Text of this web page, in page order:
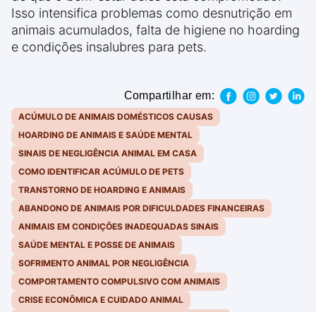
Isso intensifica problemas como desnutrição em
animais acumulados, falta de higiene no hoarding
e condições insalubres para pets.
Compartilhar em:
ACÚMULO DE ANIMAIS DOMÉSTICOS CAUSAS
HOARDING DE ANIMAIS E SAÚDE MENTAL
SINAIS DE NEGLIGÊNCIA ANIMAL EM CASA
COMO IDENTIFICAR ACÚMULO DE PETS
TRANSTORNO DE HOARDING E ANIMAIS
ABANDONO DE ANIMAIS POR DIFICULDADES FINANCEIRAS
ANIMAIS EM CONDIÇÕES INADEQUADAS SINAIS
SAÚDE MENTAL E POSSE DE ANIMAIS
SOFRIMENTO ANIMAL POR NEGLIGÊNCIA
COMPORTAMENTO COMPULSIVO COM ANIMAIS
CRISE ECONÔMICA E CUIDADO ANIMAL